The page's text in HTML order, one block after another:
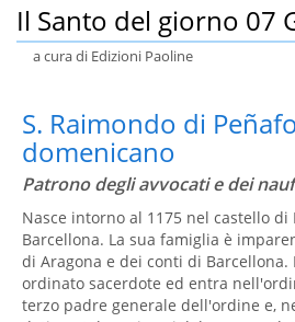
Il Santo del giorno 07
a cura di Edizioni Paoline
S. Raimondo di
domenicano
Patrono degli avvocati e dei
Nasce intorno al 1175 nel castello
Barcellona. La sua famiglia è
di Aragona e dei conti di Barcellona.
ordinato sacerdote ed entra
terzo padre generale dell'ordine e,